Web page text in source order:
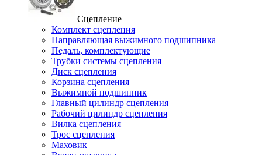
Сцепление
Комплект сцепления
Направляющая выжимного подшипника
Педаль, комплектующие
Трубки системы сцепления
Диск сцепления
Корзина сцепления
Выжимной подшипник
Главный цилиндр сцепления
Рабочий цилиндр сцепления
Вилка сцепления
Трос сцепления
Маховик